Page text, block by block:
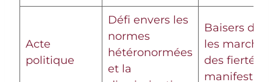
Acte
politique
Défi envers les
normes
hétéronormées
et la
Baisers
les marches
des fiertés,